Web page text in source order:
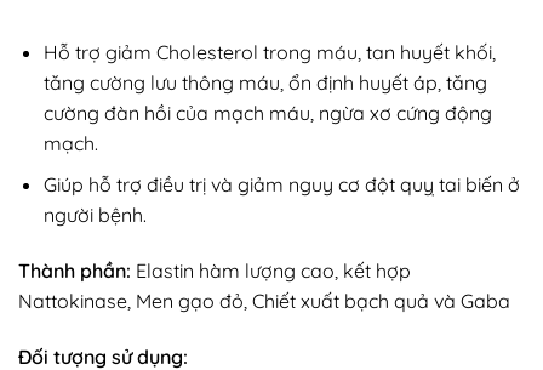
Hỗ trợ giảm Cholesterol trong máu, tan huyết khối,
tăng cường lưu thông máu, ổn định huyết áp, tăng
cường đàn hồi của mạch máu, ngừa xơ cứng động
mạch.
Giúp hỗ trợ điều trị và giảm nguy cơ đột quỵ tai biến ở
người bệnh.
Thành phần: Elastin hàm lượng cao, kết hợp
Nattokinase, Men gạo đỏ, Chiết xuất bạch quả và Gaba
Đối tượng sử dụng: